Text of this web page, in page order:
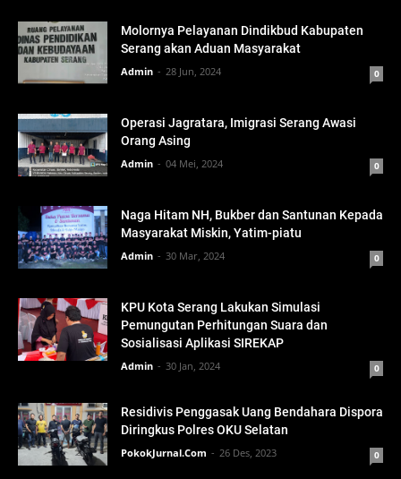
Molornya Pelayanan Dindikbud Kabupaten
Serang akan Aduan Masyarakat
Admin 28 Jun, 2024 0
Operasi Jagratara, Imigrasi Serang Awasi
Orang Asing
Admin 04 Mei, 2024 0
Naga Hitam NH, Bukber dan Santunan Kepada
Masyarakat Miskin, Yatim-piatu
Admin 30 Mar, 2024 0
KPU Kota Serang Lakukan Simulasi
Pemungutan Perhitungan Suara dan
Sosialisasi Aplikasi SIREKAP
Admin 30 Jan, 2024 0
Residivis Penggasak Uang Bendahara Dispora
Diringkus Polres OKU Selatan
PokokJurnal.Com 26 Des, 2023 0